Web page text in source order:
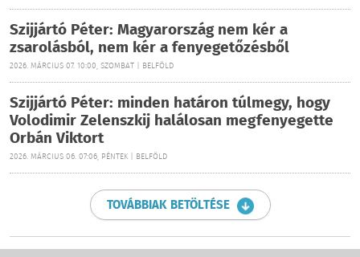
Szijjártó Péter: Magyarország nem kér a
zsarolásból, nem kér a fenyegetőzésből
2026. MÁRCIUS 07. 10:00, SZOMBAT | BELFÖLD
Szijjártó Péter: minden határon túlmegy, hogy
Volodimir Zelenszkij halálosan megfenyegette
Orbán Viktort
2026. MÁRCIUS 06. 07:06, PÉNTEK | BELFÖLD
TOVÁBBIAK BETÖLTÉSE